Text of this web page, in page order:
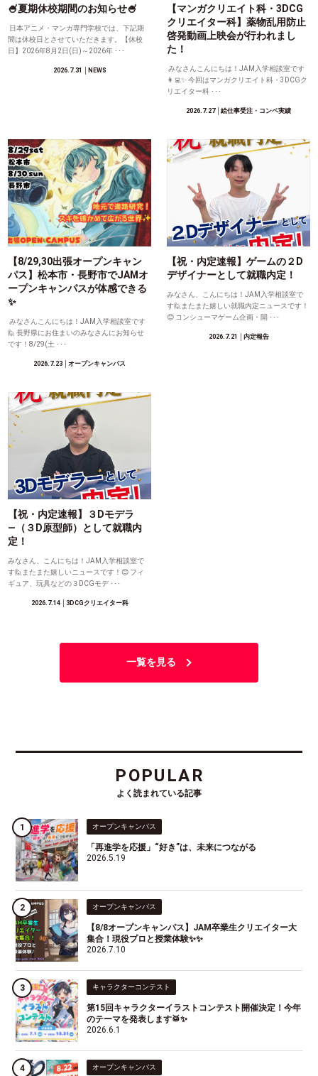
🍧夏期休校期間のお知らせ🍧
日本アニメ・マンガ専門学校では、下記期
間は休校日とさせていただきます。【休校
日】2026年8月2日(日)～2026年 ･･･
2026.7.31 │NEWS
【マンガクリエイト科・3DCG
クリエイター科】薬物乱用防止
啓発動画上映会が行われまし
た！
みなさんこんにちは！JAM入学相談室です
👩‍💻✨ 今回はマンガクリエイト科・3DCGク
リエイター科 ･･･
2026.7.27│絵仕事受注・コンペ実績
【8/29,30出張オープンキャン
パス】松本市・長野市でJAMオ
ープンキャンパスが体感できる
✨
みなさんこんにちは！JAM入学相談室です
🙋 長野県にお住まいのみなさんにお知らせ
です！8/29(土 ･･･
2026.7.23 │オープンキャンパス
【祝・内定速報】ゲームの２D
デザイナーとして就職内定！
みなさん、こんにちは！JAM入学相談室で
す🙋またまた嬉しい就職内定ニュースです！
😊 コンシューマゲーム企画・開 ･･･
2026.7.21 │内定報告
【祝・内定速報】３Dモデラ
―（３D原型師）として就職内
定！
みなさん、こんにちは！JAM入学相談室で
す🙋またまた嬉しいニュースです！😊 フィ
ギュア、玩具などの３DCGモデ ･･･
2026.7.14│3DCGクリエイター科
一覧を見る
POPULAR
よく読まれている記事
オープンキャンパス
「再進学を応援」“好き”は、未来につながる
2026.5.19
オープンキャンパス
【8/8オープンキャンパス】JAM卒業生クリエイター大
集合！現役プロと授業体験✨✨
2026.7.10
キャラクターコンテスト
第15回キャラクターイラストコンテスト開催決定！今年
のテーマを発表します🥁✨
2026.6.1
オープンキャンパス